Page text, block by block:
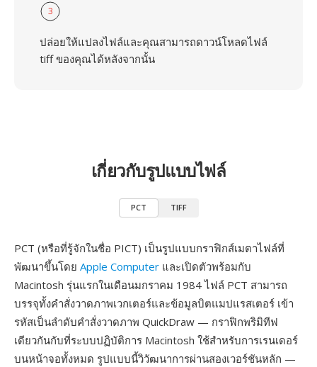
3
ปล่อยให้แปลงไฟล์และคุณสามารถดาวน์โหลดไฟล์
tiff ของคุณได้หลังจากนั้น
เกี่ยวกับรูปแบบไฟล์
PCT TIFF
PCT (หรือที่รู้จักในชื่อ PICT) เป็นรูปแบบกราฟิกส์เมตาไฟล์ที่
พัฒนาขึ้นโดย Apple Computer และเปิดตัวพร้อมกับ
Macintosh รุ่นแรกในเดือนมกราคม 1984 ไฟล์ PCT สามารถ
บรรจุทั้งคำสั่งวาดภาพเวกเตอร์และข้อมูลบิตแมปแรสเตอร์ เข้า
รหัสเป็นลำดับคำสั่งวาดภาพ QuickDraw — กราฟิกพริมิทีฟ
เดียวกันกับที่ระบบปฏิบัติการ Macintosh ใช้สำหรับการเรนเดอร์
บนหน้าจอทั้งหมด รูปแบบนี้วิวัฒนาการผ่านสองเวอร์ชันหลัก —